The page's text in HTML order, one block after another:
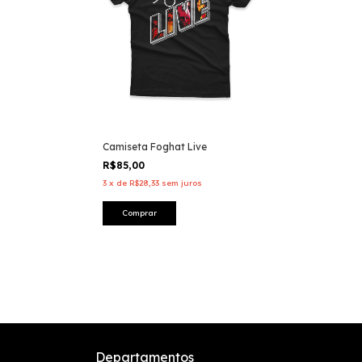
Camiseta Foghat Live
R$85,00
3 x de R$28,33 sem juros
Comprar
Departamentos